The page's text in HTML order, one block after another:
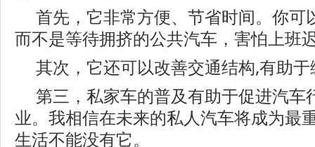
首先，它非常方便、节省时间。你可
而不是等待拥挤的公共汽车，害怕上班
其次，它还可以改善交通结构,有助
第三，私家车的普及有助于促进汽车
业。我相信在未来的私人汽车将成为最
生活不能没有它。